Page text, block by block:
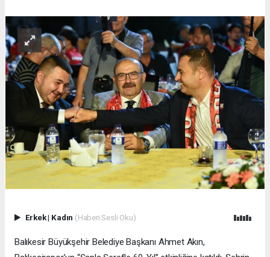
Erkek| Kadın (Haberi Sesli Oku)
Balıkesir Büyükşehir Belediye Başkanı Ahmet Akın,